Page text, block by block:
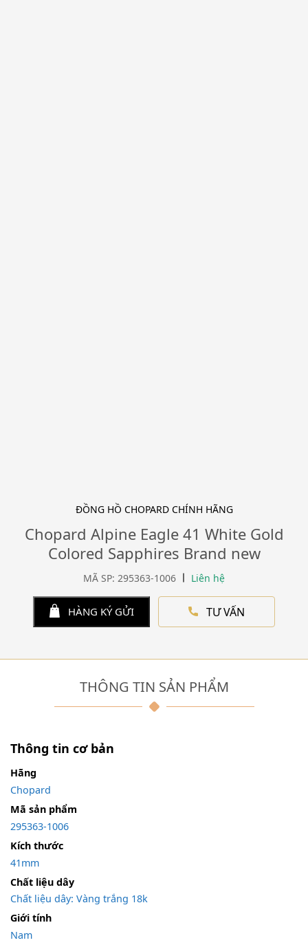
ĐỒNG HỒ CHOPARD CHÍNH HÃNG
Chopard Alpine Eagle 41 White Gold
Colored Sapphires Brand new
MÃ SP: 295363-1006 Liên hệ
HÀNG KÝ GỬI TƯ VẤN
THÔNG TIN SẢN PHẨM
Thông tin cơ bản
Hãng
Chopard
Mã sản phẩm
295363-1006
Kích thước
41mm
Chất liệu dây
Chất liệu dây: Vàng trắng 18k
Giới tính
Nam